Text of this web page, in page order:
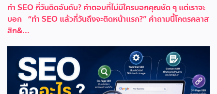
ทำ SEO กี่วันติดอันดับ? คำตอบที่ไม่มีใครบอกคุณชัด ๆ แต่เราจะ
บอก “ทำ SEO แล้วกี่วันถึงจะติดหน้าแรก?” คำถามนี้โคตรคลาส
สิก&...